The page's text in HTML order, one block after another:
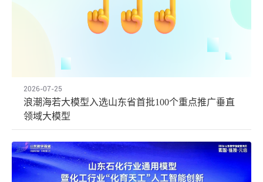
2026-07-25
浪潮海若大模型入选山东省首批100个重点推广垂直
领域大模型